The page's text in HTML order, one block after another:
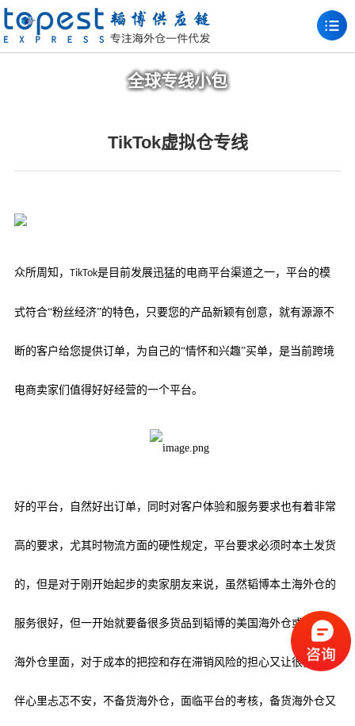
全球专线小包
TikTok虚拟仓专线
众所周知， TikTok是目前发展迅猛的电商平台渠道之一，平台的模
式符合“粉丝经济”的特色，只要您的产品新颖有创意，就有源源不
断的客户给您提供订单，为自己的“情怀和兴趣”买单，是当前跨境
电商卖家们值得好好经营的一个平台。
好的平台，自然好出订单，同时对客户体验和服务要求也有着非常
高的要求，尤其时物流方面的硬性规定，平台要求必须时本土发货
的，但是对于刚开始起步的卖家朋友来说，虽然韬博本土海外仓的
服务很好，但一开始就要备很多货品到韬博的美国海外仓或者英国
海外仓里面，对于成本的把控和存在滞销风险的担心又让很多小伙
伴心里忐忑不安，不备货海外仓，面临平台的考核，备货海外仓又